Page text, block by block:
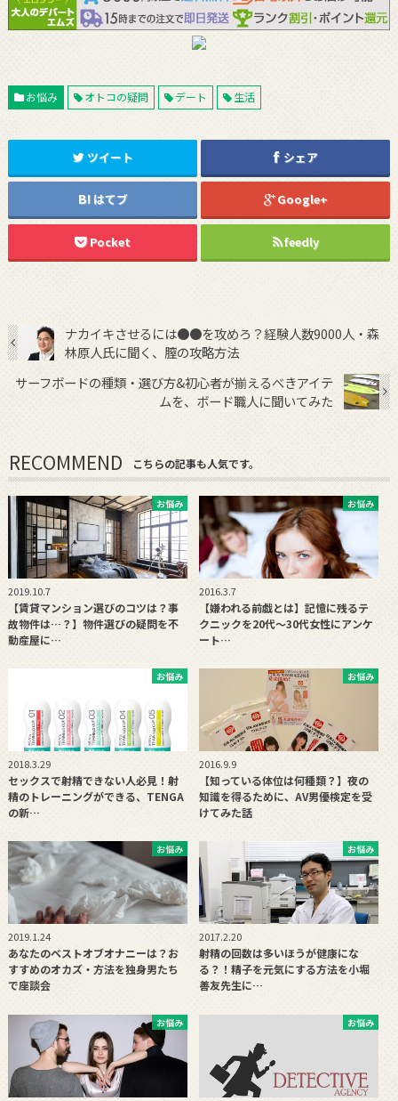
お悩み オトコの疑問 デート 生活
ツイート シェア
はてブ Google+
Pocket feedly
ナカイキさせるには●●を攻めろ？経験人数9000人・森
林原人氏に聞く、膣の攻略方法
サーフボードの種類・選び方&初心者が揃えるべきアイテ
ムを、ボード職人に聞いてみた
RECOMMEND こちらの記事も人気です。
お悩み
2019.10.7
【賃貸マンション選びのコツは？事
故物件は…？】物件選びの疑問を不
動産屋に…
お悩み
2016.3.7
【嫌われる前戯とは】記憶に残るテ
クニックを20代〜30代女性にアンケ
ート…
お悩み
2018.3.29
セックスで射精できない人必見！射
精のトレーニングができる、TENGA
の新…
お悩み
2016.9.9
【知っている体位は何種類？】夜の
知識を得るために、AV男優検定を受
けてみた話
お悩み
2019.1.24
あなたのベストオブオナニーは？お
すすめのオカズ・方法を独身男たち
で座談会
お悩み
2017.2.20
射精の回数は多いほうが健康にな
る？！精子を元気にする方法を小堀
善友先生に…
お悩み お悩み